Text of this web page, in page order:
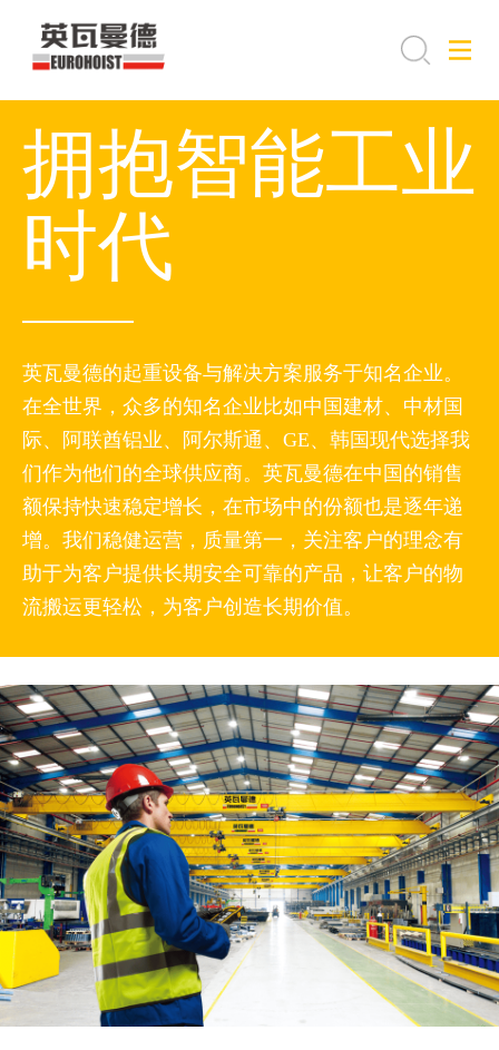
拥抱智能工业
时代
英瓦曼德的起重设备与解决方案服务于知名企业。
在全世界，众多的知名企业比如中国建材、中材国
际、阿联酋铝业、阿尔斯通、GE、韩国现代选择我
们作为他们的全球供应商。英瓦曼德在中国的销售
额保持快速稳定增长，在市场中的份额也是逐年递
增。我们稳健运营，质量第一，关注客户的理念有
助于为客户提供长期安全可靠的产品，让客户的物
流搬运更轻松，为客户创造长期价值。